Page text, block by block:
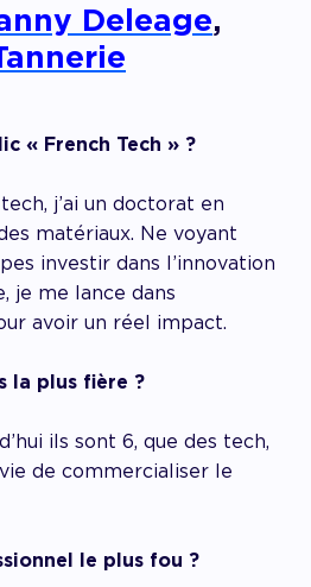
Deleage,
« French Tech » ?
j’ai un doctorat en
matériaux. Ne voyant
investir dans l’innovation
je me lance dans
avoir un réel impact.
la plus fière ?
ils sont 6, que des tech,
de commercialiser le
le plus fou ?